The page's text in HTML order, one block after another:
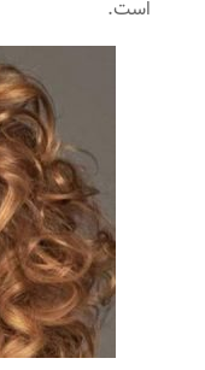
است.